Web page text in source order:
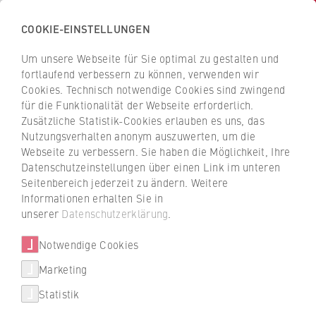
Zurück
Startseite
HWR
Berlin
INa
Institut für Nachhaltigkeit der HWR Berlin
Themen
Mitglieder
Kooperationen
Prof. Dr. Birgit Weyer
COOKIE-EINSTELLUNGEN
Um unsere Webseite für Sie optimal zu gestalten und
fortlaufend verbessern zu können, verwenden wir
Cookies. Technisch notwendige Cookies sind zwingend
für die Funktionalität der Webseite erforderlich.
Zusätzliche Statistik-Cookies erlauben es uns, das
Nutzungsverhalten anonym auszuwerten, um die
Webseite zu verbessern. Sie haben die Möglichkeit, Ihre
Datenschutzeinstellungen über einen Link im unteren
Seitenbereich jederzeit zu ändern. Weitere
Informationen erhalten Sie in
unserer Datenschutzerklärung
Notwendige Cookies
Marketing
Statistik